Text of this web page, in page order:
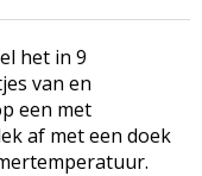
het in 9
van en
een met
af met een doek